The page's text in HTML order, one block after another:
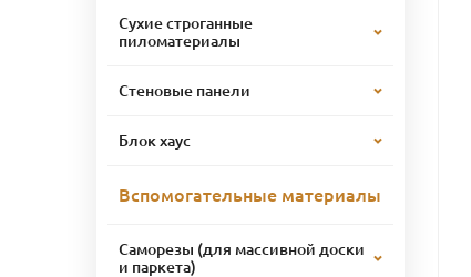
Сухие строганные
пиломатериалы
Стеновые панели
Блок хаус
Вспомогательные материалы
Саморезы (для массивной доски
и паркета)